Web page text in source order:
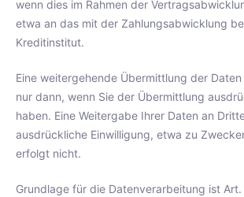
wenn dies im Rahmen der
etwa an das mit der Zahlungsabwicklung
Kreditinstitut.
Eine weitergehende Übermittlung der
nur dann, wenn Sie der Übermittlung
haben. Eine Weitergabe Ihrer Daten an
ausdrückliche Einwilligung, etwa zu
erfolgt nicht.
Grundlage für die Datenverarbeitung ist